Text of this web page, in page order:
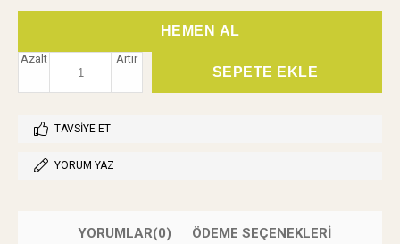
Artır
Azalt
TAVSIYE ET
YORUM YAZ
YORUMLAR(0) ÖDEME SEÇENEKLERI